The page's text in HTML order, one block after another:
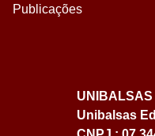
Publicações
Unibalsas